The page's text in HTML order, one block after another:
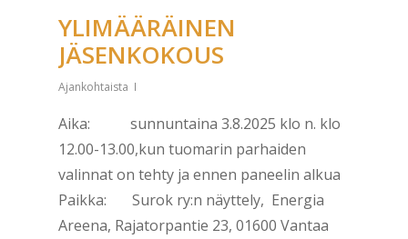
YLIMÄÄRÄINEN
JÄSENKOKOUS
Ajankohtaista
Aika: sunnuntaina 3.8.2025 klo n. klo
12.00-13.00,kun tuomarin parhaiden
valinnat on tehty ja ennen paneelin alkua
Paikka: Surok ry:n näyttely, Energia
Areena, Rajatorpantie 23, 01600 Vantaa